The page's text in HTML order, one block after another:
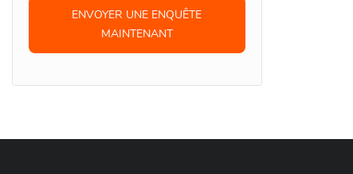
ENVOYER UNE ENQUÊTE
MAINTENANT